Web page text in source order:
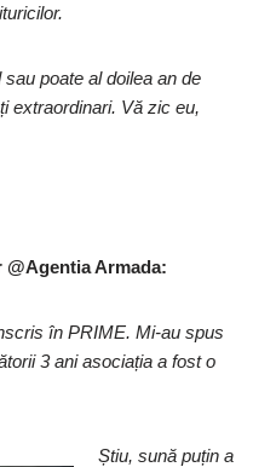
poate al doilea an de
extraordinari. Vă zic eu,
Armada:
în PRIME. Mi-au spus
3 ani asociația a fost o
Știu, sună puțin a